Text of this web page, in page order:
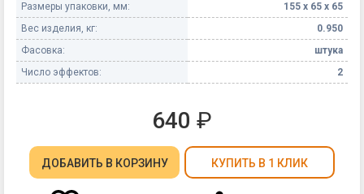
Размеры упаковки, мм:
155 х 65 х 65
Вес изделия, кг:
0.950
Фасовка:
штука
Число эффектов:
2
640 ₽
ДОБАВИТЬ В КОРЗИНУ КУПИТЬ В 1 КЛИК